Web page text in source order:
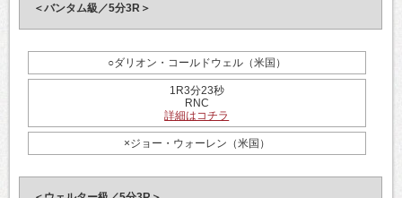
＜バンタム級／5分3R＞
○ダリオン・コールドウェル（米国）
1R3分23秒
RNC
詳細はコチラ
×ジョー・ウォーレン（米国）